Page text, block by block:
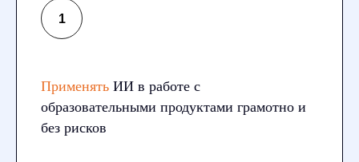
Применять ИИ в работе с
образовательными продуктами грамотно и
без рисков